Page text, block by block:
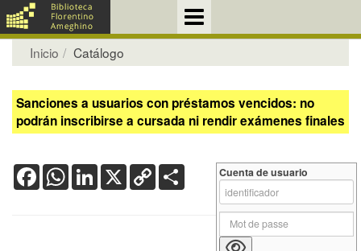
Inicio Catálogo
Sanciones a usuarios con préstamos vencidos: no
podrán inscribirse a cursada ni rendir exámenes finales
FacebookWhatsApp
LinkedIn
X Copy
Link
Cuenta de usuario